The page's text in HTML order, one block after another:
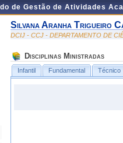
de Gestão de Atividades
Silvana Aranha Trigueiro
DCIJ - CCJ - DEPARTAMENTO DE
Disciplinas Ministradas
Infantil Fundamental Técnico